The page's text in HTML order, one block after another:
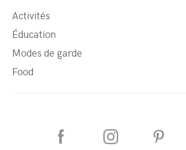
Activités
Éducation
Modes de garde
Food